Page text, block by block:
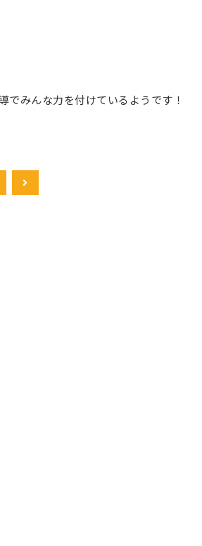
でみんな力を付けているようです！